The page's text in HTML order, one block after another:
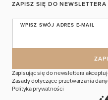
ZAPISZ SIĘ DO NEWSLETTERA
WPISZ SWÓJ ADRES E-MAIL
Zapisując się do newslettera
Zasady dotyczące przetwarzania
Polityka prywatności